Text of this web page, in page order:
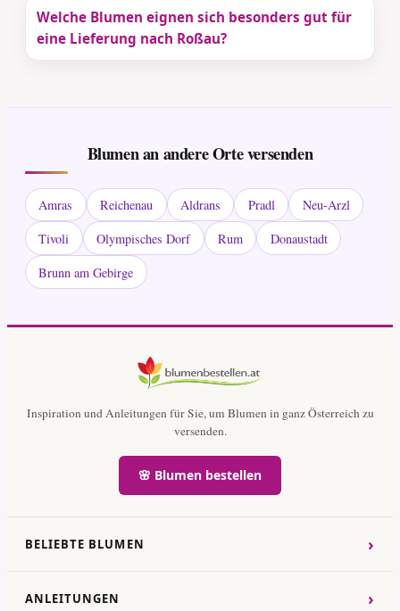
Welche Blumen eignen sich besonders gut für
eine Lieferung nach Roßau?
Blumen an andere Orte versenden
Amras Reichenau Aldrans Pradl
Neu-Arzl
Tivoli
Olympisches Dorf Rum
Donaustadt
Brunn am Gebirge
Inspiration und Anleitungen für Sie, um Blumen in ganz Österreich zu
versenden.
🌸 Blumen bestellen
BELIEBTE BLUMEN ›
ANLEITUNGEN ›